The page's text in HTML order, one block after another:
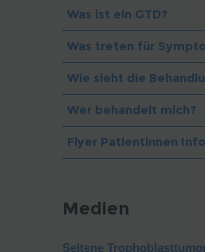
Was ist ein GTD?
Was treten für
Wie sieht die
Wer behandelt mich?
Flyer Patientinnen
Medien
Seltene